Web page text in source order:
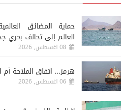
حماية المضائق
العالم إلى تحالف بحري
08 اغسطس, 2026
هرمز... اتفاق الملاحة أم
06 اغسطس, 2026